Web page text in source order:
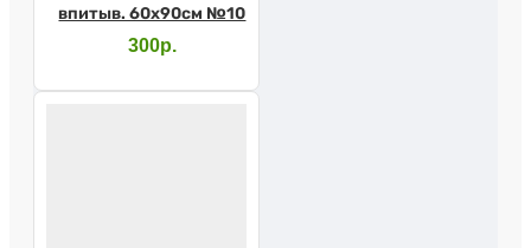
впитыв. 60х90см №10
300р.